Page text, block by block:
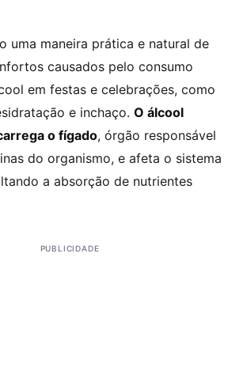
uma maneira prática e natural de
causados pelo consumo
em festas e celebrações, como
e inchaço. O álcool
o fígado, órgão responsável
do organismo, e afeta o sistema
a absorção de nutrientes
PUBLICIDADE